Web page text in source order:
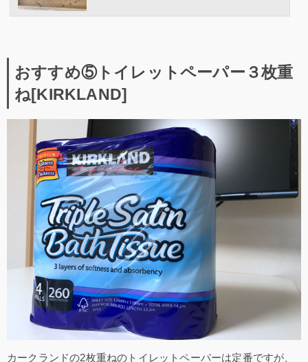
おすすめ⑤トイレットペーパー３枚重
ね[KIRKLAND]
カークランドの2枚重ねのトイレットペーパーは定番ですが、